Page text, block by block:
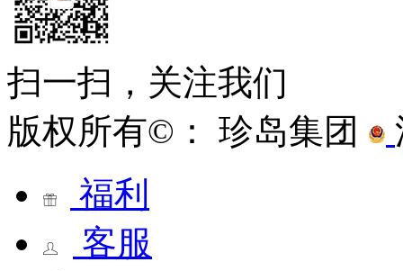
扫一扫，关注我们
版权所有©： 珍岛集团
福利
客服